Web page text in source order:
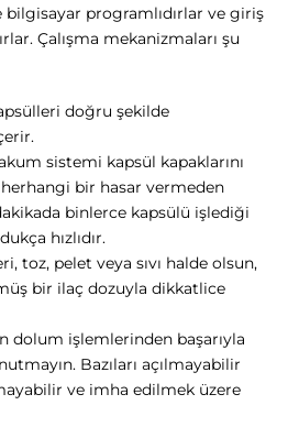
bilgisayar programlıdırlar ve giriş
Çalışma mekanizmaları şu
doğru şekilde
sistemi kapsül kapaklarını
bir hasar vermeden
binlerce kapsülü işlediği
hızlıdır.
toz, pelet veya sıvı halde olsun,
bir ilaç dozuyla dikkatlice
dolum işlemlerinden başarıyla
Bazıları açılmayabilir
ve imha edilmek üzere